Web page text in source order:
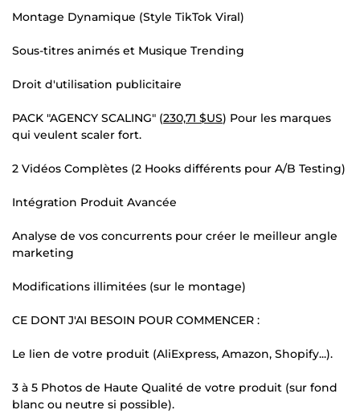
Montage Dynamique (Style TikTok Viral)
Sous-titres animés et Musique Trending
Droit d'utilisation publicitaire
PACK "AGENCY SCALING" (230,71 $US) Pour les marques
qui veulent scaler fort.
2 Vidéos Complètes (2 Hooks différents pour A/B Testing)
Intégration Produit Avancée
Analyse de vos concurrents pour créer le meilleur angle
marketing
Modifications illimitées (sur le montage)
CE DONT J'AI BESOIN POUR COMMENCER :
Le lien de votre produit (AliExpress, Amazon, Shopify...).
3 à 5 Photos de Haute Qualité de votre produit (sur fond
blanc ou neutre si possible).